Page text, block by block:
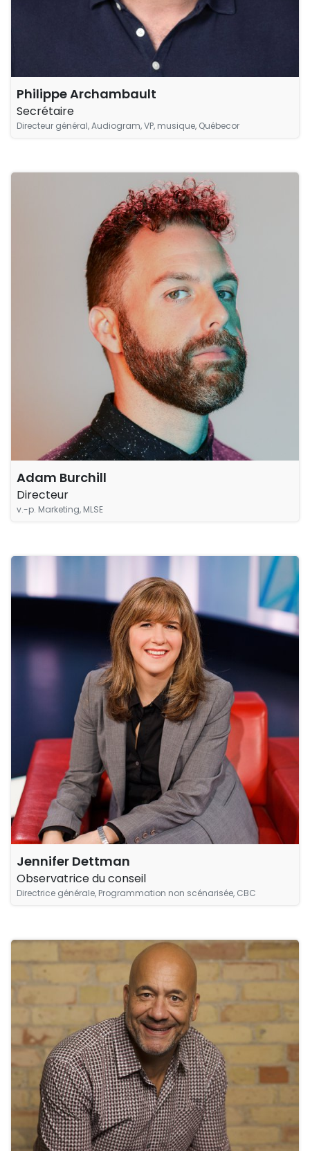
Philippe Archambault
Secrétaire
Directeur général, Audiogram, VP, musique, Québecor
Adam Burchill
Directeur
v.-p. Marketing, MLSE
Jennifer Dettman
Observatrice du conseil
Directrice générale, Programmation non scénarisée, CBC